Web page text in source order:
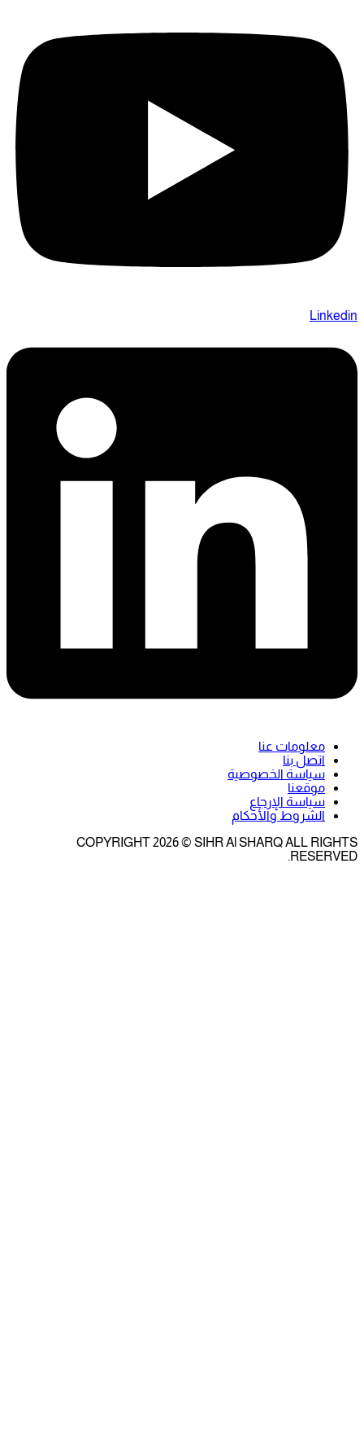
Linkedin
معلومات عنا
اتصل بنا
سياسة الخصوصية
موقعنا
سياسة الإرجاع
الشروط والأحكام
COPYRIGHT 2026 © SIHR Al SHARQ ALL RIGHTS
RESERVED.